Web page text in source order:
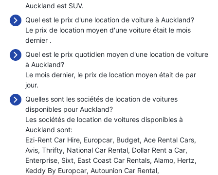
Auckland est SUV.
Quel est le prix d'une location de voiture à Auckland?
Le prix de location moyen d'une voiture était le mois
dernier .
Quel est le prix quotidien moyen d'une location de voiture
à Auckland?
Le mois dernier, le prix de location moyen était de par
jour.
Quelles sont les sociétés de location de voitures
disponibles pour Auckland?
Les sociétés de location de voitures disponibles à
Auckland sont:
Ezi-Rent Car Hire Europcar Budget Ace Rental Cars
Avis Thrifty National Car Rental Dollar Rent a Car
Enterprise Sixt East Coast Car Rentals Alamo Hertz
Keddy By Europcar Autounion Car Rental